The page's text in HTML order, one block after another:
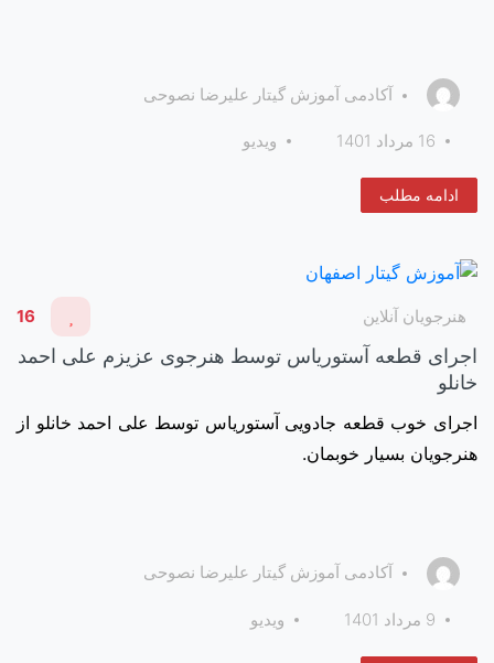
آکادمی آموزش گیتار علیرضا نصوحی
16 مرداد 1401 ویدیو
ادامه مطلب
هنرجویان آنلاین 16
اجرای قطعه آستوریاس توسط هنرجوی عزیزم علی احمد
خانلو
اجرای خوب قطعه جادویی آستوریاس توسط علی احمد خانلو از
هنرجویان بسیار خوبمان.
آکادمی آموزش گیتار علیرضا نصوحی
9 مرداد 1401 ویدیو